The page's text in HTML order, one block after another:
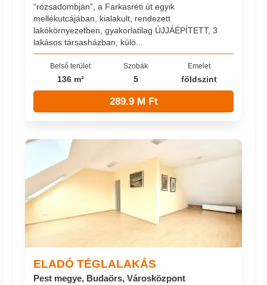
“rózsadombján”, a Farkasréti út egyik
mellékutcájában, kialakult, rendezett
lakókörnyezetben, gyakorlatilag ÚJJÁÉPÍTETT, 3
lakásos társasházban, külö...
Belső terület
136 m²
Szobák
5
Emelet
földszint
289.9 M Ft
ELADÓ TÉGLALAKÁS
Pest megye, Budaörs, Városközpont